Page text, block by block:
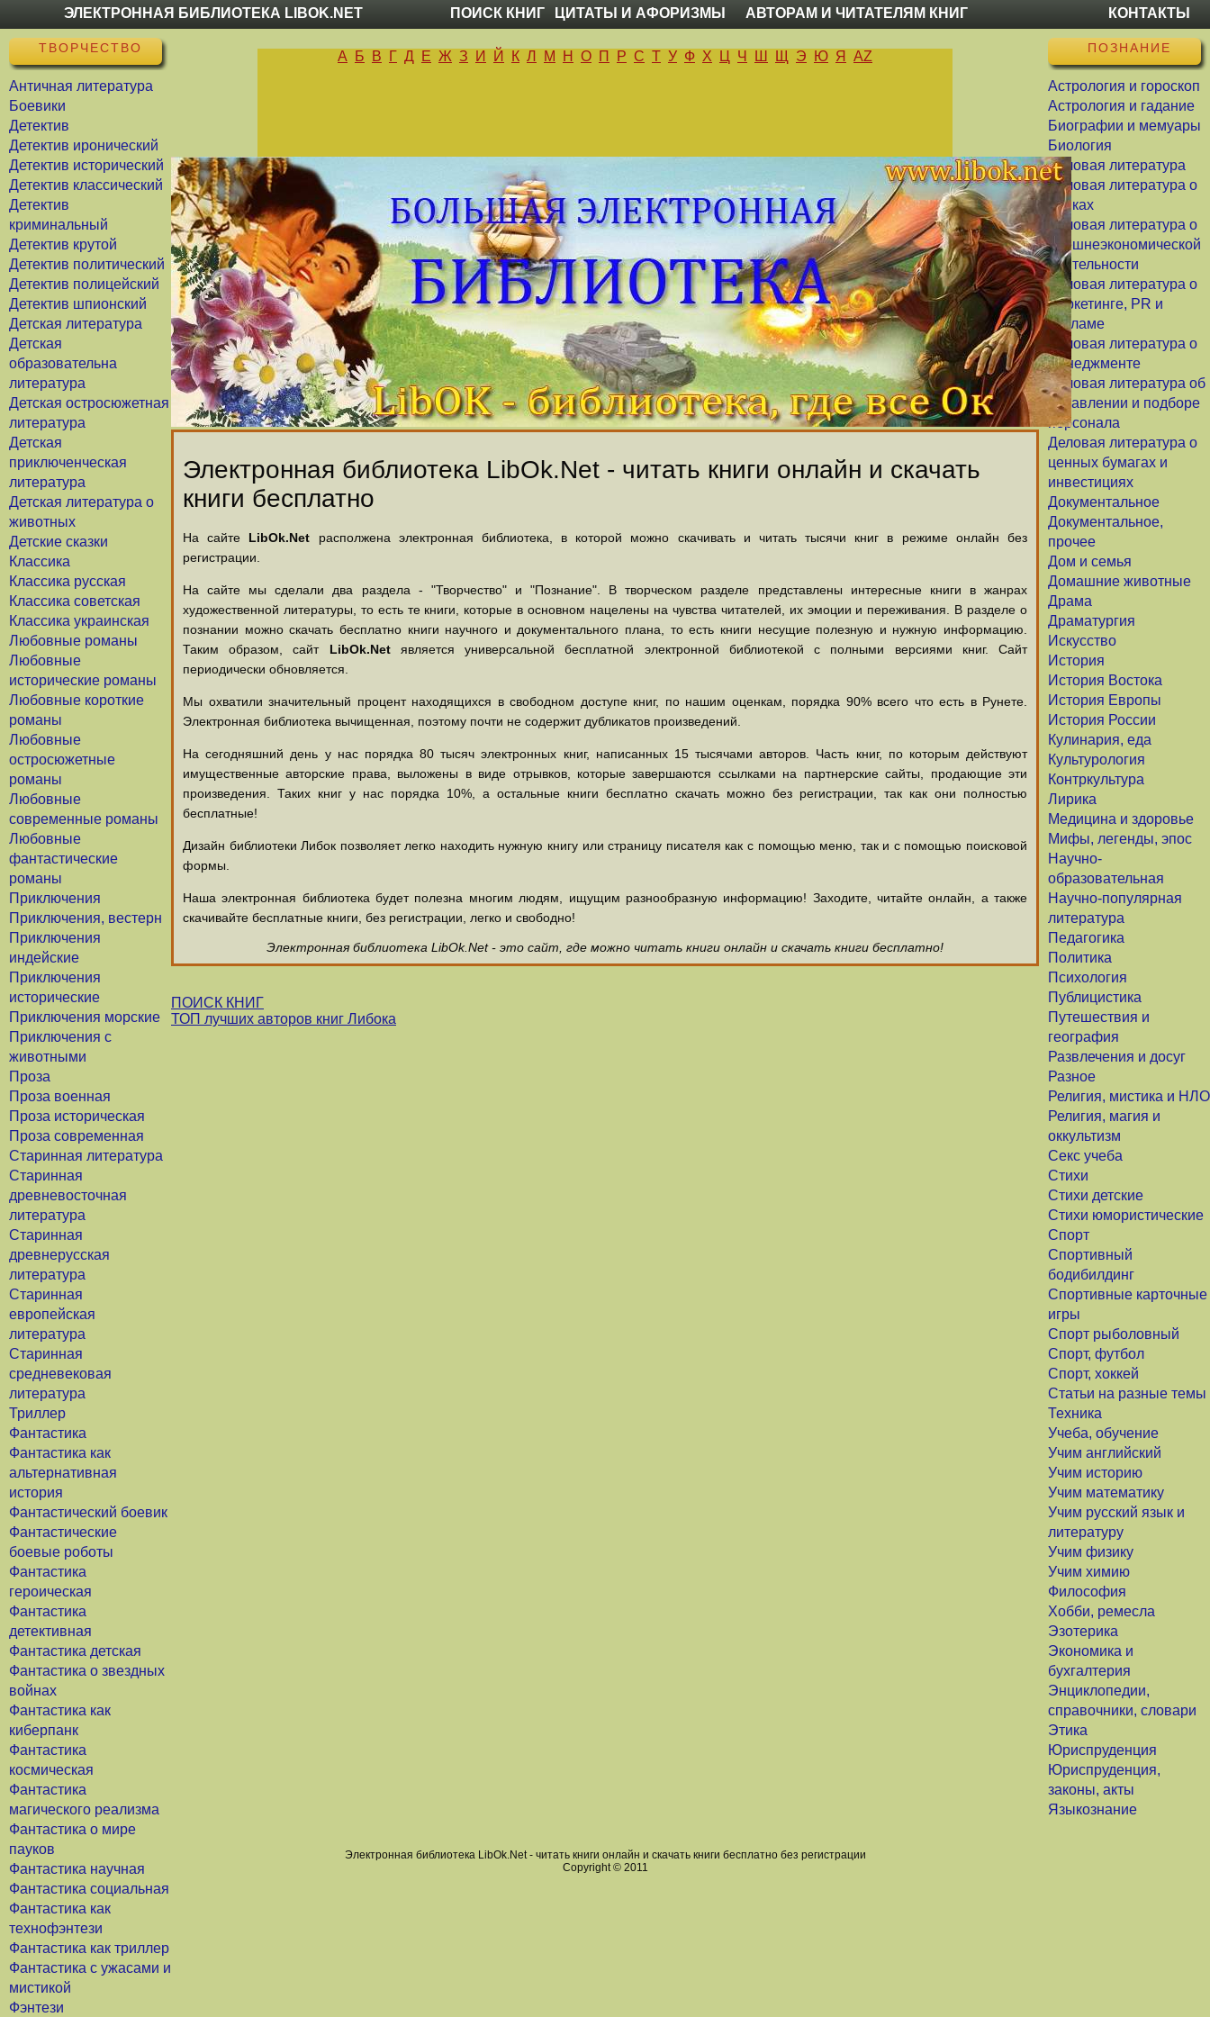
ЭЛЕКТРОННАЯ БИБЛИОТЕКА LIBOK.NET ПОИСК КНИГ ЦИТАТЫ И АФОРИЗМЫ АВТОРАМ И ЧИТАТЕЛЯМ КНИГ КОНТАКТЫ
ТВОРЧЕСТВО
Античная литература
Боевики
Детектив
Детектив иронический
Детектив исторический
Детектив классический
Детектив
криминальный
Детектив крутой
Детектив политический
Детектив полицейский
Детектив шпионский
Детская литература
Детская
образовательна
литература
Детская остросюжетная
литература
Детская
приключенческая
литература
Детская литература о
животных
Детские сказки
Классика
Классика русская
Классика советская
Классика украинская
Любовные романы
Любовные
исторические романы
Любовные короткие
романы
Любовные
остросюжетные
романы
Любовные
современные романы
Любовные
фантастические
романы
Приключения
Приключения, вестерн
Приключения
индейские
Приключения
исторические
Приключения морские
Приключения с
животными
Проза
Проза военная
Проза историческая
Проза современная
Старинная литература
Старинная
древневосточная
литература
Старинная
древнерусская
литература
Старинная
европейская
литература
Старинная
средневековая
литература
Триллер
Фантастика
Фантастика как
альтернативная
история
Фантастический боевик
Фантастические
боевые роботы
Фантастика
героическая
Фантастика
детективная
Фантастика детская
Фантастика о звездных
войнах
Фантастика как
киберпанк
Фантастика
космическая
Фантастика
магического реализма
Фантастика о мире
пауков
Фантастика научная
Фантастика социальная
Фантастика как
технофэнтези
Фантастика как триллер
Фантастика с ужасами и
мистикой
Фэнтези
ПОЗНАНИЕ
Астрология и гороскоп
Астрология и гадание
Биографии и мемуары
Биология
Деловая литература
Деловая литература о
банках
Деловая литература о
внешнеэкономической
деятельности
Деловая литература о
маркетинге, PR и
рекламе
Деловая литература о
менеджменте
Деловая литература об
управлении и подборе
персонала
Деловая литература о
ценных бумагах и
инвестициях
Документальное
Документальное,
прочее
Дом и семья
Домашние животные
Драма
Драматургия
Искусство
История
История Востока
История Европы
История России
Кулинария, еда
Культурология
Контркультура
Лирика
Медицина и здоровье
Мифы, легенды, эпос
Научно-
образовательная
Научно-популярная
литература
Педагогика
Политика
Психология
Публицистика
Путешествия и
география
Развлечения и досуг
Разное
Религия, мистика и НЛО
Религия, магия и
оккультизм
Секс учеба
Стихи
Стихи детские
Стихи юмористические
Спорт
Спортивный
бодибилдинг
Спортивные карточные
игры
Спорт рыболовный
Спорт, футбол
Спорт, хоккей
Статьи на разные темы
Техника
Учеба, обучение
Учим английский
Учим историю
Учим математику
Учим русский язык и
литературу
Учим физику
Учим химию
Философия
Хобби, ремесла
Эзотерика
Экономика и
бухгалтерия
Энциклопедии,
справочники, словари
Этика
Юриспруденция
Юриспруденция,
законы, акты
Языкознание
А Б В Г Д Е Ж З И Й К Л М Н О П Р С Т У Ф Х Ц Ч Ш Щ Э Ю Я AZ
Электронная библиотека LibOk.Net - читать книги онлайн и скачать
книги бесплатно
На сайте LibOk.Net располжена электронная библиотека, в которой можно скачивать и читать тысячи книг в режиме онлайн без
регистрации.
На сайте мы сделали два раздела - "Творчество" и "Познание". В творческом разделе представлены интересные книги в жанрах
художественной литературы, то есть те книги, которые в основном нацелены на чувства читателей, их эмоции и переживания. В разделе о
познании можно скачать бесплатно книги научного и документального плана, то есть книги несущие полезную и нужную информацию.
Таким образом, сайт LibOk.Netявляется универсальной бесплатной электронной библиотекой с полными версиями книг. Сайт
периодически обновляется.
Мы охватили значительный процент находящихся в свободном доступе книг, по нашим оценкам, порядка 90% всего что есть в Рунете.
Электронная библиотека вычищенная, поэтому почти не содержит дубликатов произведений.
На сегодняшний день у нас порядка 80 тысяч электронных книг, написанных 15 тысячами авторов. Часть книг, по которым действуют
имущественные авторские права, выложены в виде отрывков, которые завершаются ссылками на партнерские сайты, продающие эти
произведения. Таких книг у нас порядка 10%, а остальные книги бесплатно скачать можно без регистрации, так как они полностью
бесплатные!
Дизайн библиотеки Либок позволяет легко находить нужную книгу или страницу писателя как с помощью меню, так и с помощью поисковой
формы.
Наша электронная библиотека будет полезна многим людям, ищущим разнообразную информацию! Заходите, читайте онлайн, а также
скачивайте бесплатные книги, без регистрации, легко и свободно!
Электронная библиотека LibOk.Net - это сайт, где можно читать книги онлайн и скачать книги бесплатно!
ПОИСК КНИГ
ТОП лучших авторов книг Либока
Электронная библиотека LibOk.Net - читать книги онлайн и скачать книги бесплатно без регистрации
Copyright © 2011